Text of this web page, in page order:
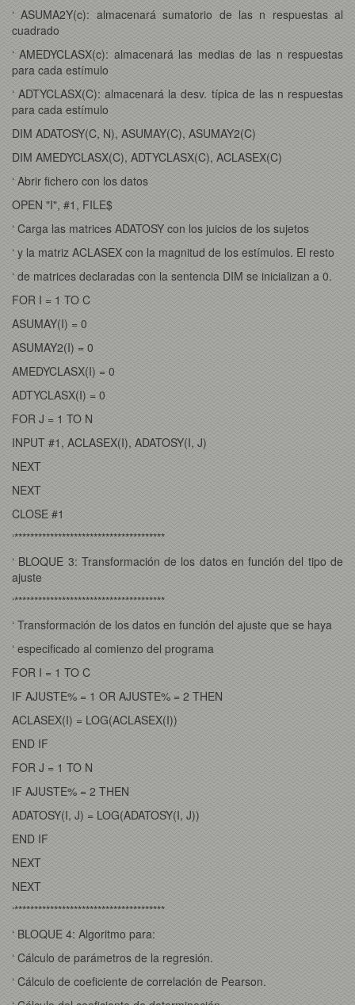
‘ ASUMA2Y(c): almacenará sumatorio de las n respuestas al
cuadrado
‘ AMEDYCLASX(c): almacenará las medias de las n respuestas
para cada estímulo
‘ ADTYCLASX(C): almacenará la desv. típica de las n respuestas
para cada estímulo
DIM ADATOSY(C, N), ASUMAY(C), ASUMAY2(C)
DIM AMEDYCLASX(C), ADTYCLASX(C), ACLASEX(C)
‘ Abrir fichero con los datos
OPEN "I", #1, FILE$
‘ Carga las matrices ADATOSY con los juicios de los sujetos
‘ y la matriz ACLASEX con la magnitud de los estímulos. El resto
‘ de matrices declaradas con la sentencia DIM se inicializan a 0.
FOR I = 1 TO C
ASUMAY(I) = 0
ASUMAY2(I) = 0
AMEDYCLASX(I) = 0
ADTYCLASX(I) = 0
FOR J = 1 TO N
INPUT #1, ACLASEX(I), ADATOSY(I, J)
NEXT
NEXT
CLOSE #1
‘**************************************
‘ BLOQUE 3: Transformación de los datos en función del tipo de
ajuste
‘**************************************
‘ Transformación de los datos en función del ajuste que se haya
‘ especificado al comienzo del programa
FOR I = 1 TO C
IF AJUSTE% = 1 OR AJUSTE% = 2 THEN
ACLASEX(I) = LOG(ACLASEX(I))
END IF
FOR J = 1 TO N
IF AJUSTE% = 2 THEN
ADATOSY(I, J) = LOG(ADATOSY(I, J))
END IF
NEXT
NEXT
‘**************************************
‘ BLOQUE 4: Algoritmo para:
‘ Cálculo de parámetros de la regresión.
‘ Cálculo de coeficiente de correlación de Pearson.